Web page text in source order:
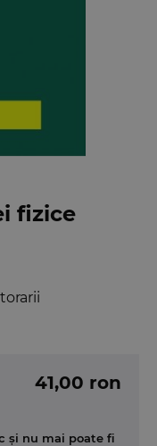
fizice
41,00 ron
și nu mai poate fi